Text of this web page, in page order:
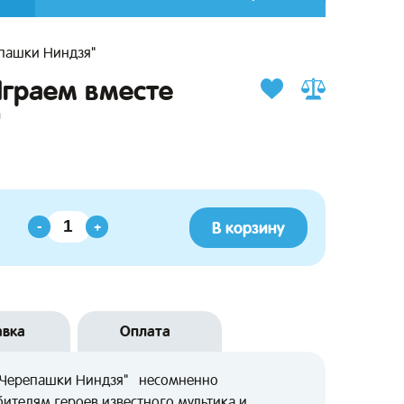
Ниндзя"
вместе
- + В корзину
Оплата
Ниндзя" несомненно